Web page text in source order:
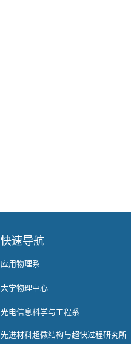
快速导航
应用物理系
大学物理中心
光电信息科学与工程系
先进材料超微结构与超快过程研究所